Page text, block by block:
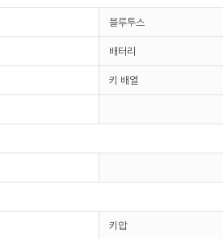
블루투스
배터리
키 배열
키압